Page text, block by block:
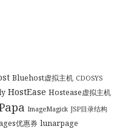
Bluehost虚拟主机 CDOSYS
HostEase Hostease虚拟主机
ImageMagick JSP目录结构
优惠券 lunarpage